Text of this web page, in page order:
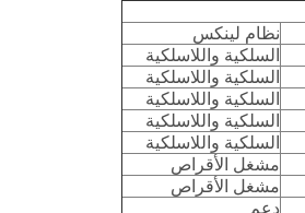
نظام لينكس
السلكية واللاسلكية
السلكية واللاسلكية
السلكية واللاسلكية
السلكية واللاسلكية
السلكية واللاسلكية
مشغل الأقراص
مشغل الأقراص
دعم